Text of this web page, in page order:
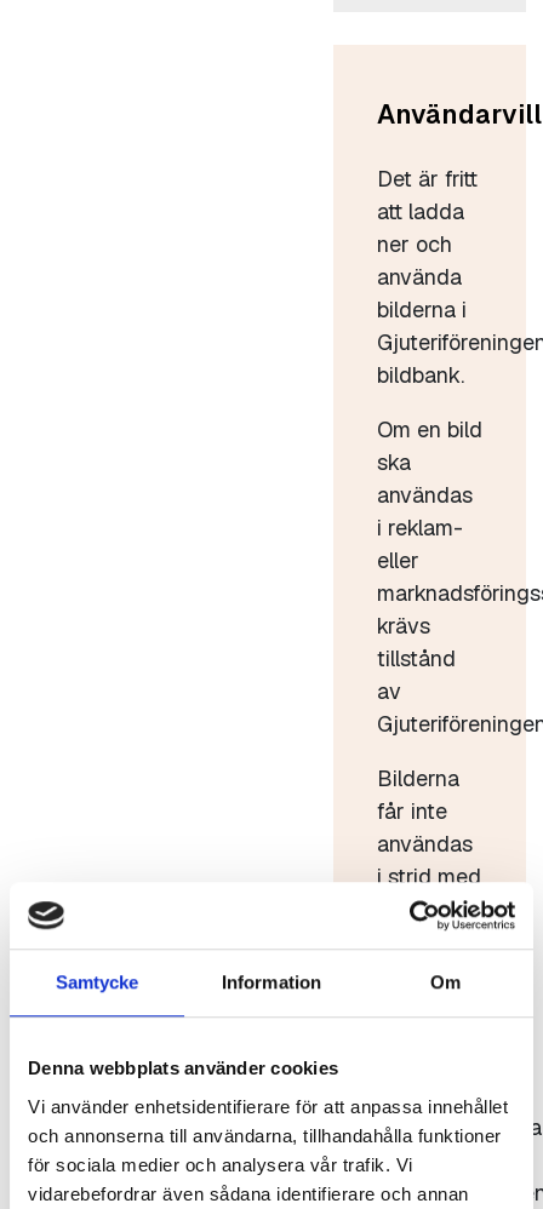
Samtycke Information Om
Denna webbplats använder cookies
Vi använder enhetsidentifierare för att anpassa innehållet
och annonserna till användarna, tillhandahålla funktioner
för sociala medier och analysera vår trafik. Vi
vidarebefordrar även sådana identifierare och annan
Det är fritt
att ladda
ner och
använda
bilderna i
bildbank.
Om en bild
ska
användas
i reklam-
eller
krävs
tillstånd
av
Bilderna
får inte
användas
i strid med
god sed.
Bilderna
får inte
Bildrättigheterna
tillhör